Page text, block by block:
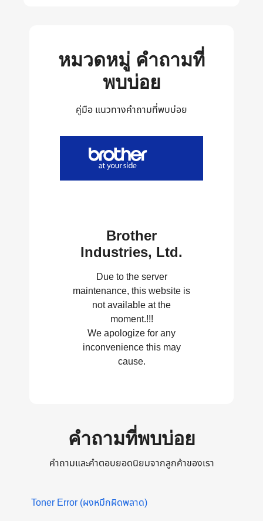
หมวดหมู่ คำถามที่
พบบ่อย
คู่มือ แนวทางคำถามที่พบบ่อย
Brother
Industries, Ltd.
Due to the server
maintenance, this website is
not available at the
moment.!!!
We apologize for any
inconvenience this may
cause.
คำถามที่พบบ่อย
คำถามและคำตอบยอดนิยมจากลูกค้าของเรา
Toner Error (ผงหมึกผิดพลาด)